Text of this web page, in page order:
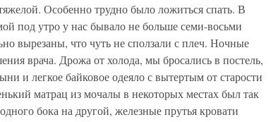
Особенно трудно было ложиться спать. В
под утро у нас бывало не больше семи-восьми
вырезаны, что чуть не сползали с плеч. Ночные
врача. Дрожа от холода, мы бросались в постель,
и легкое байковое одеяло с вытертым от старости
матрац из мочалы в некоторых местах был так
бока на другой, железные прутья кровати